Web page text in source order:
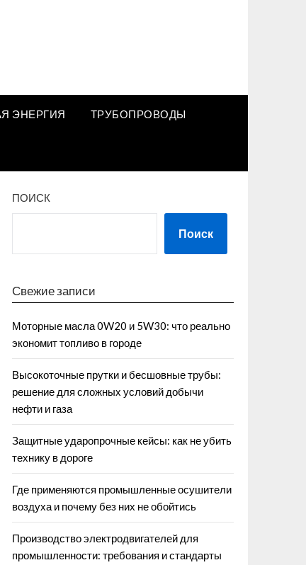
ЭНЕРГИЯ ТРУБОПРОВОДЫ
ПОИСК
Поиск
Свежие записи
Моторные масла 0W20 и 5W30: что реально
экономит топливо в городе
Высокоточные прутки и бесшовные трубы:
решение для сложных условий добычи
нефти и газа
Защитные ударопрочные кейсы: как не убить
технику в дороге
Где применяются промышленные осушители
воздуха и почему без них не обойтись
Производство электродвигателей для
промышленности: требования и стандарты